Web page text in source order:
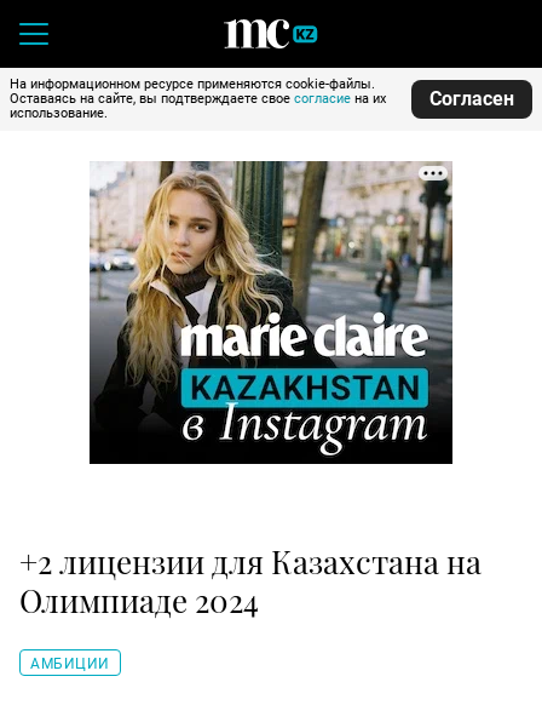
На информационном ресурсе применяются cookie-файлы.
Оставаясь на сайте, вы подтверждаете свое согласие на их
использование.
Согласен
+2 лицензии для Казахстана на
Олимпиаде 2024
АМБИЦИИ